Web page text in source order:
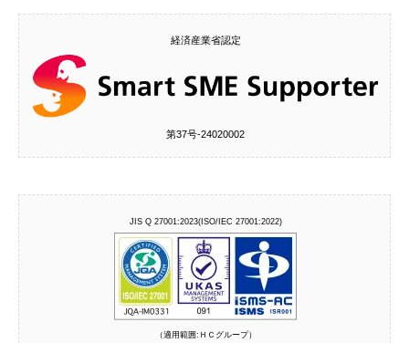
経済産業省認定
第37号‐24020002
JIS Q 27001:2023(ISO/IEC 27001:2022)
（適用範囲:ＨＣグループ）